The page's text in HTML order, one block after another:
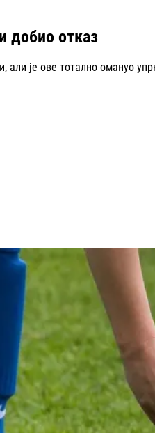
добио отказ
али је ове тотално омануо